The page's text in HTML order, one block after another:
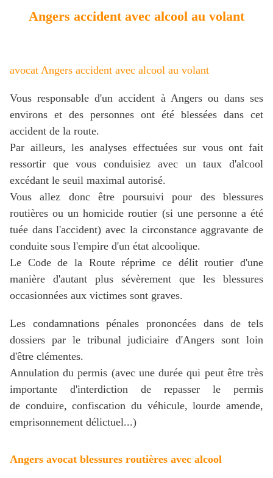
Angers accident avec alcool au volant
avocat Angers accident avec alcool au volant
Vous responsable d'un accident à Angers ou dans ses
environs et des personnes ont été blessées dans cet
accident de la route.
Par ailleurs, les analyses effectuées sur vous ont fait
ressortir que vous conduisiez avec un taux d'alcool
excédant le seuil maximal autorisé.
Vous allez donc être poursuivi pour des blessures
routières ou un homicide routier (si une personne a été
tuée dans l'accident) avec la circonstance aggravante de
conduite sous l'empire d'un état alcoolique.
Le Code de la Route réprime ce délit routier d'une
manière d'autant plus sévèrement que les blessures
occasionnées aux victimes sont graves.
Les condamnations pénales prononcées dans de tels
dossiers par le tribunal judiciaire d'Angers sont loin
d'être clémentes.
Annulation du permis (avec une durée qui peut être très
importante d'interdiction de repasser le permis
de conduire, confiscation du véhicule, lourde amende,
emprisonnement délictuel...)
Angers avocat blessures routières avec alcool